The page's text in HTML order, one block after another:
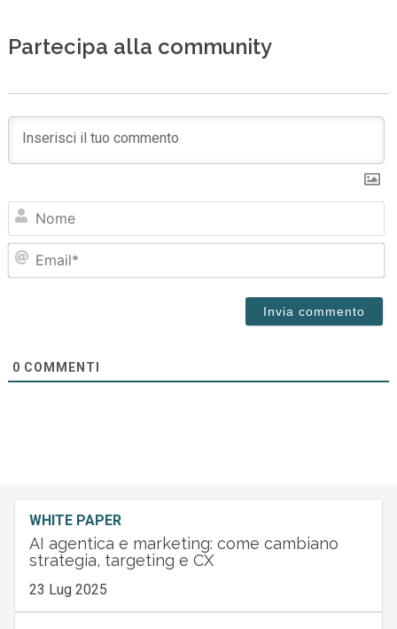
Partecipa alla community
0 COMMENTI
WHITE PAPER
AI agentica e marketing: come cambiano
strategia, targeting e CX
23 Lug 2025